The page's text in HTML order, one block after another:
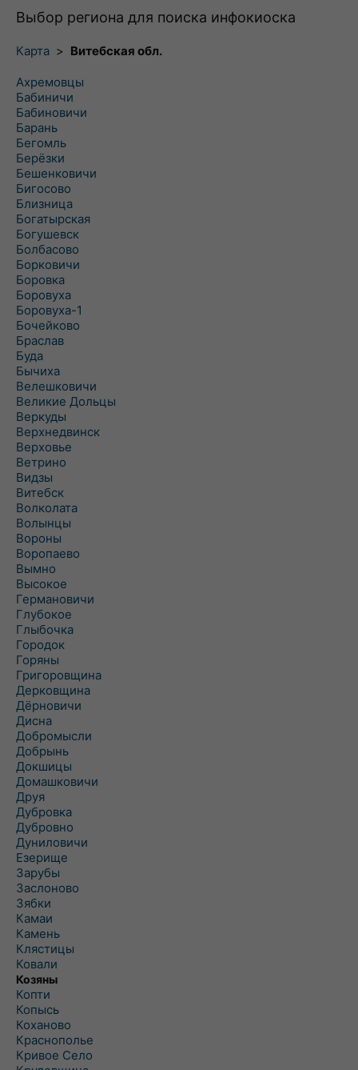
Выбор региона для поиска инфокиоска
Карта > Витебская обл.
Ахремовцы
Бабиничи
Бабиновичи
Барань
Бегомль
Берёзки
Бешенковичи
Бигосово
Близница
Богатырская
Богушевск
Болбасово
Борковичи
Боровка
Боровуха
Боровуха-1
Бочейково
Браслав
Буда
Бычиха
Велешковичи
Великие Дольцы
Веркуды
Верхнедвинск
Верховье
Ветрино
Видзы
Витебск
Волколата
Волынцы
Вороны
Воропаево
Вымно
Высокое
Германовичи
Глубокое
Глыбочка
Городок
Горяны
Григоровщина
Дерковщина
Дёрновичи
Дисна
Добромысли
Добрынь
Докшицы
Домашковичи
Друя
Дубровка
Дубровно
Дуниловичи
Езерище
Зарубы
Заслоново
Зябки
Камаи
Камень
Клястицы
Ковали
Козяны
Копти
Копысь
Коханово
Краснополье
Кривое Село